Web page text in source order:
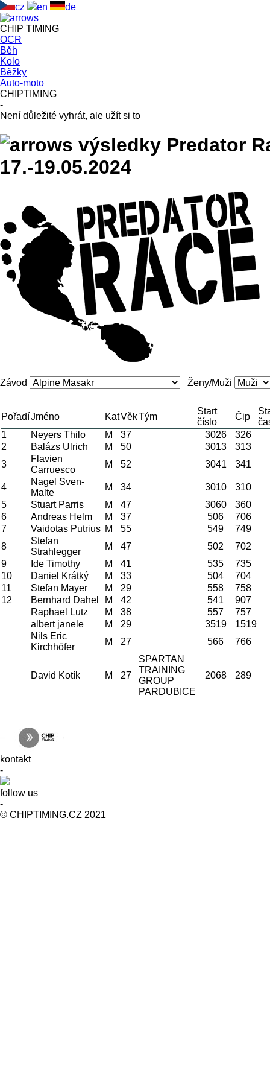
cz en de
CHIP TIMING
OCR
Běh
Kolo
Běžky
Auto-moto
CHIPTIMING
-
Není důležité vyhrát, ale užít si to
výsledky Predator
17.-19.05.2024
Závod Ženy/Muži
PořadíJméno KatVěkTým
Start
číslo
Čip
1
Neyers Thilo M 37 3026
326
2
Balázs Ulrich M 50 3013
313
3
Flavien
Carruesco
M 52 3041 341
4
Nagel Sven-
Malte
M 34 3010
310
5
Stuart Parris M 47 3060
360
6
Andreas Helm M 37 506
706
7
Vaidotas Putrius M 55 549
749
8
Stefan
Strahlegger
M 47 502
702
9
Ide Timothy M 41 535
735
10
Daniel Krátký M 33 504
704
11
Stefan Mayer M 29 558
758
12
Bernhard Dahel M 42 541
907
Raphael Lutz
M 38 557
757
albert janele
M 29 3519
1519
Nils Eric
Kirchhöfer
M 27 566 766
David Kotík M 27
SPARTAN
TRAINING
GROUP
PARDUBICE
2068 289
kontakt
-
follow us
-
© CHIPTIMING.CZ 2021